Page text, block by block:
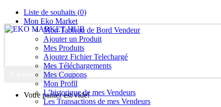
Liste de souhaits (0)
Mon Eko Market
Mon Tableau de Bord Vendeur
Ajouter un Produit
Mes Produits
Ajoutez Fichier Telechargé
Mes Téléchargements
Mes Coupons
Mon Profil
L’historique de mes Vendeurs
Les Transactions de mes Vendeurs
0 article(s) - 0FCFA
Votre panier est vide!